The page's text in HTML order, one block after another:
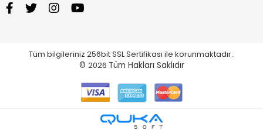
Tüm bilgileriniz 256bit SSL Sertifikası ile korunmaktadır.
© 2026 Tüm Hakları Saklıdır